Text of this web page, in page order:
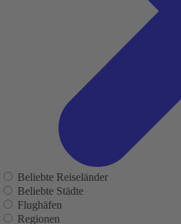
Beliebte Reiseländer
Beliebte Städte
Flughäfen
Regionen